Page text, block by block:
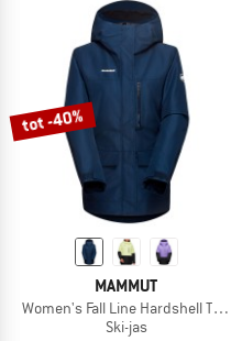
tot -40%
MAMMUT
Women's Fall Line Hardshell
Ski-jas